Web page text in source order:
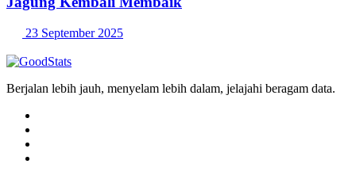
23 September 2025
Berjalan lebih jauh, menyelam lebih dalam, jelajahi beragam data.